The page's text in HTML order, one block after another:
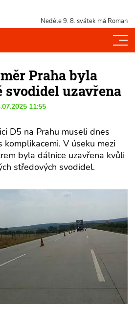
Neděle 9. 8. svátek má Roman
Praha byla
uzavřena
11:55
D5 na Prahu museli dnes
V úseku mezi
byla dálnice uzavřena kvůli
středových svodidel.